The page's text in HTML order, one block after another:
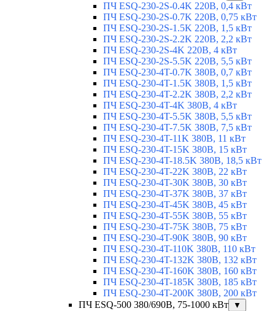
ПЧ ESQ-230-2S-0.4K 220В, 0,4 кВт
ПЧ ESQ-230-2S-0.7K 220В, 0,75 кВт
ПЧ ESQ-230-2S-1.5K 220В, 1,5 кВт
ПЧ ESQ-230-2S-2.2K 220В, 2,2 кВт
ПЧ ESQ-230-2S-4K 220В, 4 кВт
ПЧ ESQ-230-2S-5.5K 220В, 5,5 кВт
ПЧ ESQ-230-4T-0.7K 380В, 0,7 кВт
ПЧ ESQ-230-4T-1.5K 380В, 1,5 кВт
ПЧ ESQ-230-4T-2.2K 380В, 2,2 кВт
ПЧ ESQ-230-4T-4K 380В, 4 кВт
ПЧ ESQ-230-4T-5.5K 380В, 5,5 кВт
ПЧ ESQ-230-4T-7.5K 380В, 7,5 кВт
ПЧ ESQ-230-4T-11K 380В, 11 кВт
ПЧ ESQ-230-4T-15K 380В, 15 кВт
ПЧ ESQ-230-4T-18.5K 380В, 18,5 кВт
ПЧ ESQ-230-4T-22K 380В, 22 кВт
ПЧ ESQ-230-4T-30K 380В, 30 кВт
ПЧ ESQ-230-4T-37K 380В, 37 кВт
ПЧ ESQ-230-4T-45K 380В, 45 кВт
ПЧ ESQ-230-4T-55K 380В, 55 кВт
ПЧ ESQ-230-4T-75K 380В, 75 кВт
ПЧ ESQ-230-4T-90K 380В, 90 кВт
ПЧ ESQ-230-4T-110K 380В, 110 кВт
ПЧ ESQ-230-4T-132K 380В, 132 кВт
ПЧ ESQ-230-4T-160K 380В, 160 кВт
ПЧ ESQ-230-4T-185K 380В, 185 кВт
ПЧ ESQ-230-4T-200K 380В, 200 кВт
ПЧ ESQ-500 380/690В, 75-1000 кВт
▼